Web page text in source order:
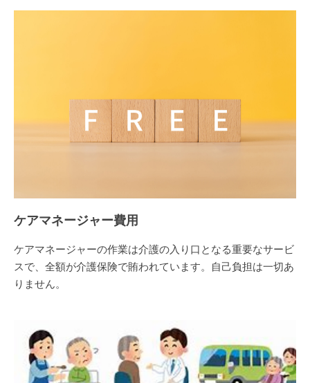
ケアマネージャー費用
ケアマネージャーの作業は介護の入り口となる重要なサービ
スで、全額が介護保険で賄われています。自己負担は一切あ
りません。